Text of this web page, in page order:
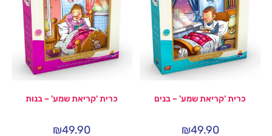
כרית 'קריאת שמע' – בנים
₪49.90
כרית 'קריאת שמע' – בנות
₪49.90